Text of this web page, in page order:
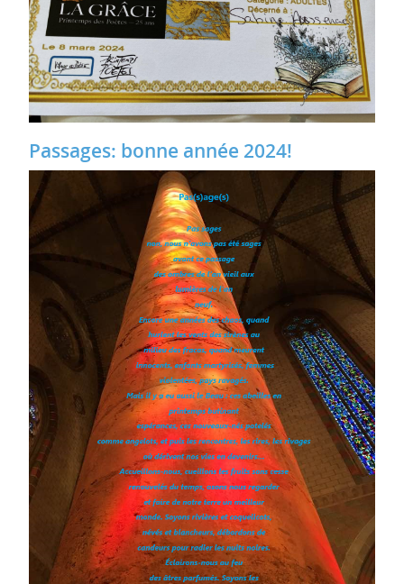
Passages: bonne année 2024!